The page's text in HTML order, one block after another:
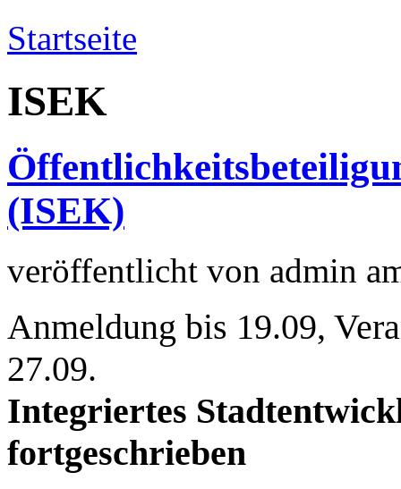
Startseite
ISEK
(ISEK)
veröffentlicht von admin
Anmeldung bis 19.09,
27.09.
Integriertes
fortgeschrieben